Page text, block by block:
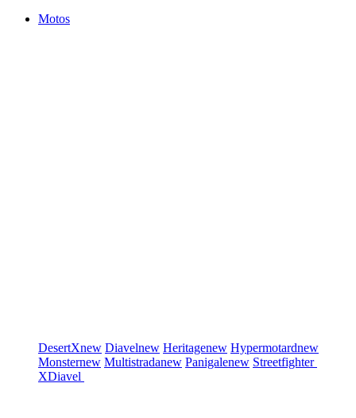
Motos
DesertXnew Diavelnew Heritagenew Hypermotardnew
Monsternew Multistradanew Panigalenew Streetfighter
XDiavel